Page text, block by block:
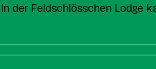
der Feldschlösschen Lodge